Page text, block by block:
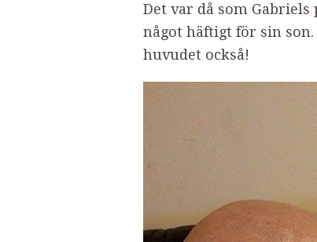
Det var då som Gabriels
något häftigt för sin
huvudet också!